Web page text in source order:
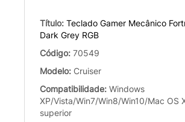
Título: Teclado Gamer Mecânico
Dark Grey RGB
Código: 70549
Modelo: Cruiser
Compatibilidade: Windows
XP/Vista/Win7/Win8/Win10/Mac OS
superior